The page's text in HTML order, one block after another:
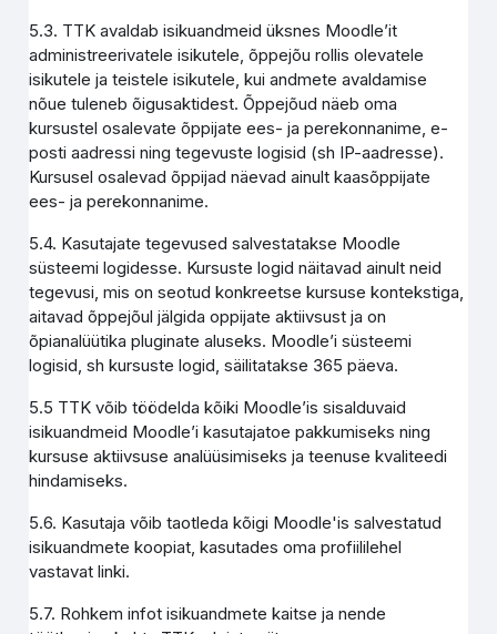
5.3. TTK avaldab isikuandmeid üksnes Moodle’it
administreerivatele isikutele, õppejõu rollis olevatele
isikutele ja teistele isikutele, kui andmete avaldamise
nõue tuleneb õigusaktidest. Õppejõud näeb oma
kursustel osalevate õppijate ees- ja perekonnanime, e-
posti aadressi ning tegevuste logisid (sh IP-aadresse).
Kursusel osalevad õppijad näevad ainult kaasõppijate
ees- ja perekonnanime.
5.4. Kasutajate tegevused salvestatakse Moodle
süsteemi logidesse. Kursuste logid näitavad ainult neid
tegevusi, mis on seotud konkreetse kursuse kontekstiga,
aitavad õppejõul jälgida oppijate aktiivsust ja on
õpianalüütika pluginate aluseks. Moodle’i süsteemi
logisid, sh kursuste logid, säilitatakse 365 päeva.
5.5 TTK võib töödelda kõiki Moodle’is sisalduvaid
isikuandmeid Moodle’i kasutajatoe pakkumiseks ning
kursuse aktiivsuse analüüsimiseks ja teenuse kvaliteedi
hindamiseks.
5.6. Kasutaja võib taotleda kõigi Moodle'is salvestatud
isikuandmete koopiat, kasutades oma profiililehel
vastavat linki.
5.7. Rohkem infot isikuandmete kaitse ja nende